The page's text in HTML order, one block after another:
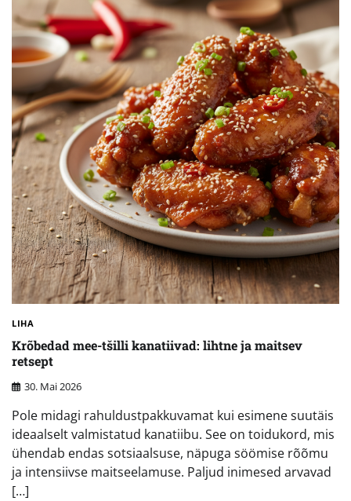
LIHA
Krõbedad mee-tšilli kanatiivad: lihtne ja maitsev
retsept
30. Mai 2026
Pole midagi rahuldustpakkuvamat kui esimene suutäis
ideaalselt valmistatud kanatiibu. See on toidukord, mis
ühendab endas sotsiaalsuse, näpuga söömise rõõmu
ja intensiivse maitseelamuse. Paljud inimesed arvavad
[…]